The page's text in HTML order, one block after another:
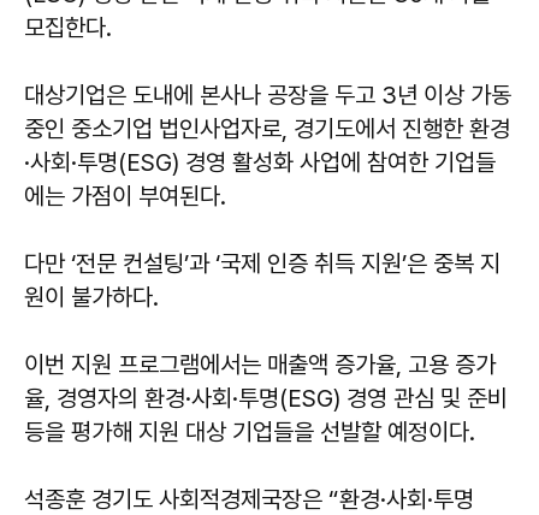
모집한다.
대상기업은 도내에 본사나 공장을 두고 3년 이상 가동
중인 중소기업 법인사업자로, 경기도에서 진행한 환경
·사회·투명(ESG) 경영 활성화 사업에 참여한 기업들
에는 가점이 부여된다.
다만 ‘전문 컨설팅’과 ‘국제 인증 취득 지원’은 중복 지
원이 불가하다.
이번 지원 프로그램에서는 매출액 증가율, 고용 증가
율, 경영자의 환경·사회·투명(ESG) 경영 관심 및 준비
등을 평가해 지원 대상 기업들을 선발할 예정이다.
석종훈 경기도 사회적경제국장은 “환경·사회·투명